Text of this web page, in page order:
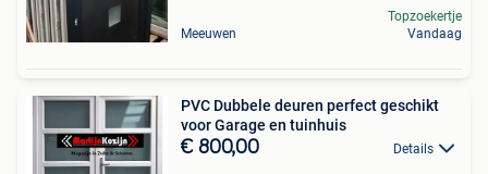
Meeuwen
Topzoekertje
Vandaag
PVC Dubbele deuren perfect geschikt
voor Garage en tuinhuis
€ 800,00 Details